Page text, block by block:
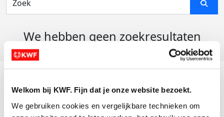
Welkom bij KWF. Fijn dat je onze website bezoekt.
We gebruiken cookies en vergelijkbare technieken om
We hebben geen zoekresultaten
Actiematerialen
Evenementen